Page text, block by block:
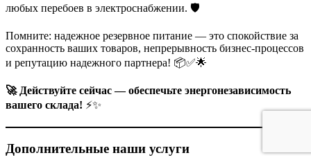
любых перебоев в электроснабжении. 🛡️
Помните: надежное резервное питание — это спокойствие за
сохранность ваших товаров, непрерывность бизнес-процессов
и репутацию надежного партнера! 📦✅🌟
🚀 Действуйте сейчас — обеспечьте энергонезависимость
вашего склада! ⚡✨
Дополнительные наши услуги